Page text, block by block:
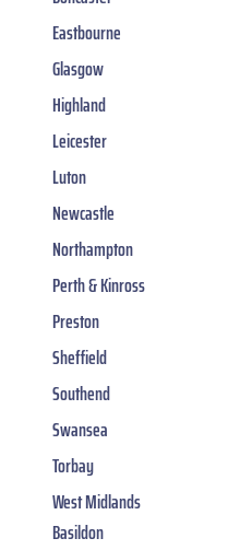
Eastbourne
Glasgow
Highland
Leicester
Luton
Newcastle
Northampton
Perth & Kinross
Preston
Sheffield
Southend
Swansea
Torbay
West Midlands
Basildon